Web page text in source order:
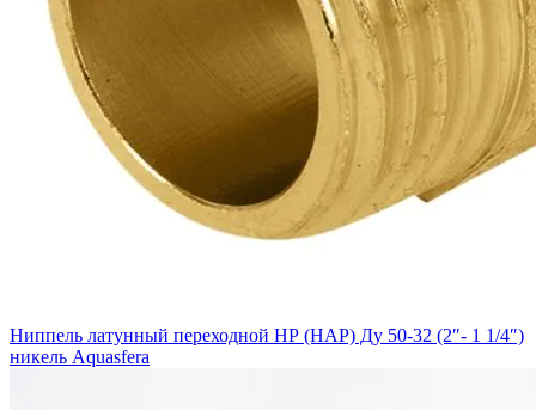
Ниппель латунный переходной НР (НАР) Ду 50-32 (2″- 1 1/4″)
никель Aquasfera